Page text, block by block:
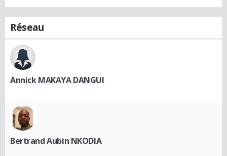
Réseau
Annick MAKAYA DANGUI
Bertrand Aubin NKODIA